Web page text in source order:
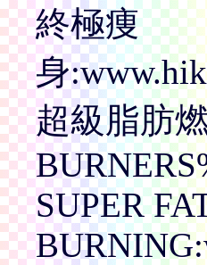
終極痩
身
超級脂肪
SUPER